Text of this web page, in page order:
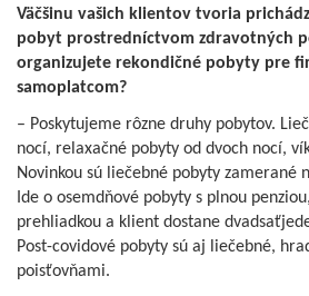
Väčšinu vašich klientov tvoria
pobyt prostredníctvom zdravotných
organizujete rekondičné pobyty pre
samoplatcom?
– Poskytujeme rôzne druhy pobytov.
nocí, relaxačné pobyty od dvoch nocí,
Novinkou sú liečebné pobyty zamerané
Ide o osemdňové pobyty s plnou
prehliadkou a klient dostane
Post-covidové pobyty sú aj liečebné,
poisťovňami.